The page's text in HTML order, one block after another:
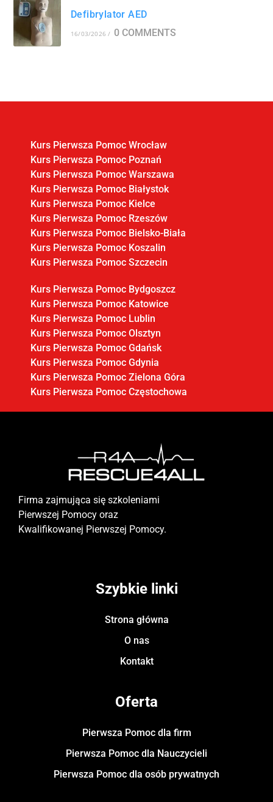
Defibrylator AED
16/03/2026 / 0 COMMENTS
Kurs Pierwsza Pomoc Wrocław
Kurs Pierwsza Pomoc Poznań
Kurs Pierwsza Pomoc Warszawa
Kurs Pierwsza Pomoc Białystok
Kurs Pierwsza Pomoc Kielce
Kurs Pierwsza Pomoc Rzeszów
Kurs Pierwsza Pomoc Bielsko-Biała
Kurs Pierwsza Pomoc Koszalin
Kurs Pierwsza Pomoc Szczecin
Kurs Pierwsza Pomoc Bydgoszcz
Kurs Pierwsza Pomoc Katowice
Kurs Pierwsza Pomoc Lublin
Kurs Pierwsza Pomoc Olsztyn
Kurs Pierwsza Pomoc Gdańsk
Kurs Pierwsza Pomoc Gdynia
Kurs Pierwsza Pomoc Zielona Góra
Kurs Pierwsza Pomoc Częstochowa
Firma zajmująca się szkoleniami
Pierwszej Pomocy oraz
Kwalifikowanej Pierwszej Pomocy.
Szybkie linki
Strona główna
O nas
Kontakt
Oferta
Pierwsza Pomoc dla firm
Pierwsza Pomoc dla Nauczycieli
Pierwsza Pomoc dla osób prywatnych